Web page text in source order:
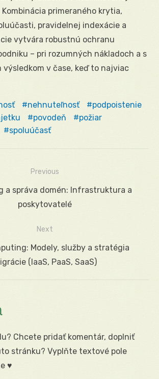
primeraného krytia,
pravidelnej indexácie a
vytvára robustnú ochranu
– pri rozumných nákladoch a s
v čase, keď to najviac
nehnuteľnosť
podpoistenie
povodeň
požiar
spoluúčasť
Previous
a správa domén: Infrastruktura a
poskytovatelé
Next
Modely, služby a stratégia
(IaaS, PaaS, SaaS)
Chcete pridať komentár, doplniť
stránku? Vyplňte textové pole
♥